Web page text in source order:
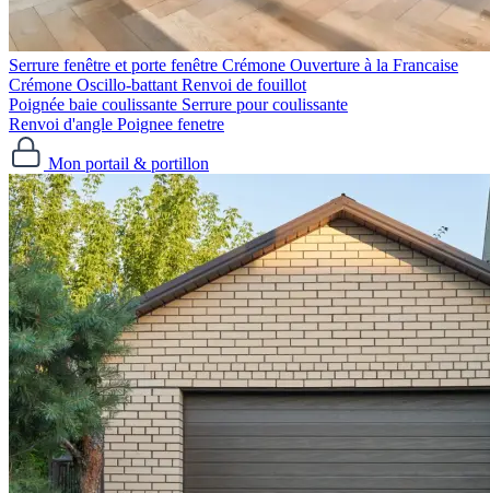
Serrure fenêtre et porte fenêtre
Crémone Ouverture à la Francaise
Crémone Oscillo-battant Renvoi de fouillot
Poignée baie coulissante Serrure pour coulissante
Renvoi d'angle Poignee fenetre
Mon portail & portillon